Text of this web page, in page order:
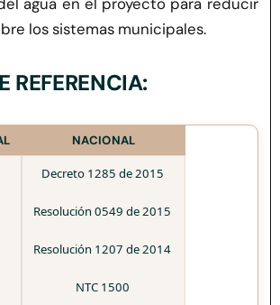
los sistemas municipales.
REFERENCIA:
NACIONAL
Decreto 1285 de 2015
Resolución 0549 de 2015
Resolución 1207 de 2014
NTC 1500